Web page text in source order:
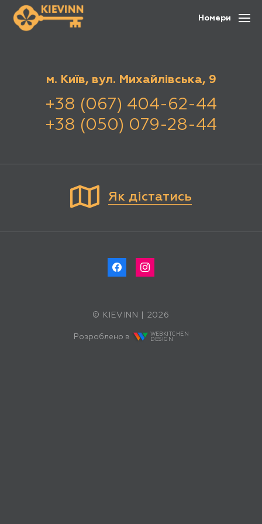
Номери
Як дістатись
м. Київ, вул. Михайлівська, 9
+38 (067) 404-62-44
+38 (050) 079-28-44
© KIEVINN | 2026
Розроблено в
WEBKITCHEN
DESIGN